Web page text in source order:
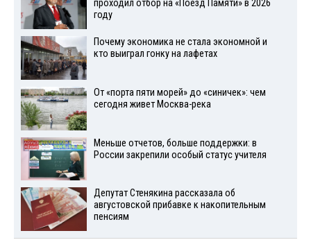
проходил отбор на «Поезд Памяти» в 2026
году
Почему экономика не стала экономной и
кто выиграл гонку на лафетах
От «порта пяти морей» до «синичек»: чем
сегодня живет Москва-река
Меньше отчетов, больше поддержки: в
России закрепили особый статус учителя
Депутат Стенякина рассказала об
августовской прибавке к накопительным
пенсиям